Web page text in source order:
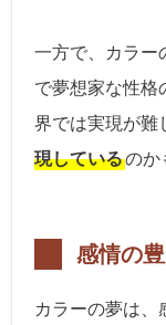
一方で、カラー
で夢想家な性格
界では実現が難
現しているのか
感情の
カラーの夢は、